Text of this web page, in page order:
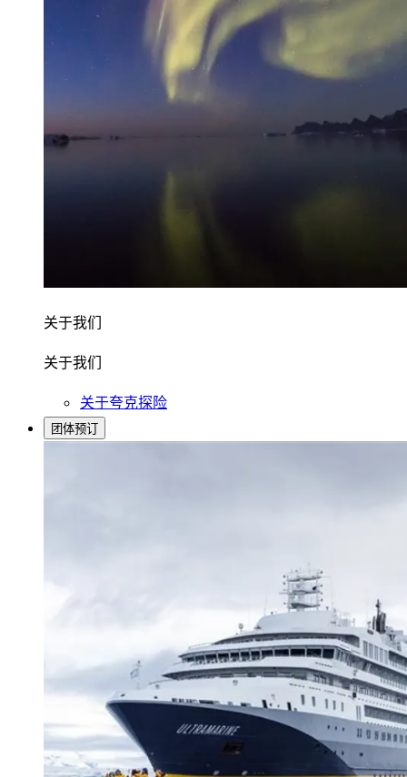
关于我们
关于我们
关于夸克探险
团体预订